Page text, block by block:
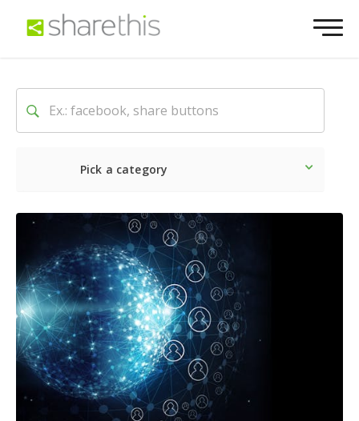
Pick a category
Ultime notizie Sociale